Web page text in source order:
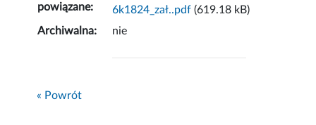
powiązane:
6k1824_zał..pdf (619.18 kB)
Archiwalna:
nie
« Powrót